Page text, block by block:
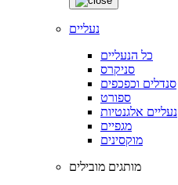
נעליים
כל הנעליים
סניקרס
סנדלים וכפכפים
ספורט
נעליים אלגנטיות
מגפיים
מוקסינים
מותגים מובילים